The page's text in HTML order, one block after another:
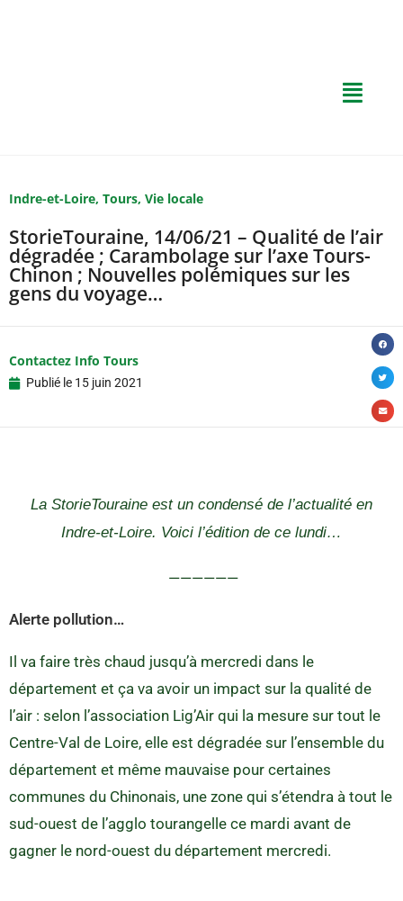
Indre-et-Loire, Tours, Vie locale
StorieTouraine, 14/06/21 – Qualité de l’air
dégradée ; Carambolage sur l’axe Tours-
Chinon ; Nouvelles polémiques sur les
gens du voyage…
Contactez Info Tours
Publié le 15 juin 2021
La StorieTouraine est un condensé de l’actualité en
Indre-et-Loire. Voici l’édition de ce lundi…
——————
Alerte pollution…
Il va faire très chaud jusqu’à mercredi dans le
département et ça va avoir un impact sur la qualité de
l’air : selon l’association Lig’Air qui la mesure sur tout le
Centre-Val de Loire, elle est dégradée sur l’ensemble du
département et même mauvaise pour certaines
communes du Chinonais, une zone qui s’étendra à tout le
sud-ouest de l’agglo tourangelle ce mardi avant de
gagner le nord-ouest du département mercredi.